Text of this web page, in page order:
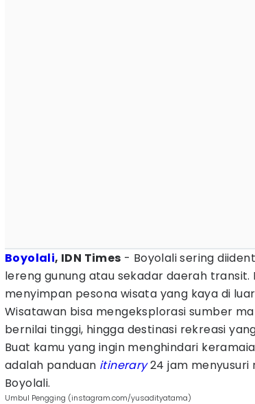
Boyolali, IDN Times - Boyolali sering
lereng gunung atau sekadar daerah transit.
menyimpan pesona wisata yang kaya di
Wisatawan bisa mengeksplorasi sumber
bernilai tinggi, hingga destinasi rekreasi
Buat kamu yang ingin menghindari
adalah panduan itinerary24 jam
Boyolali.
Umbul Pengging (instagram.com/yusadityatama)